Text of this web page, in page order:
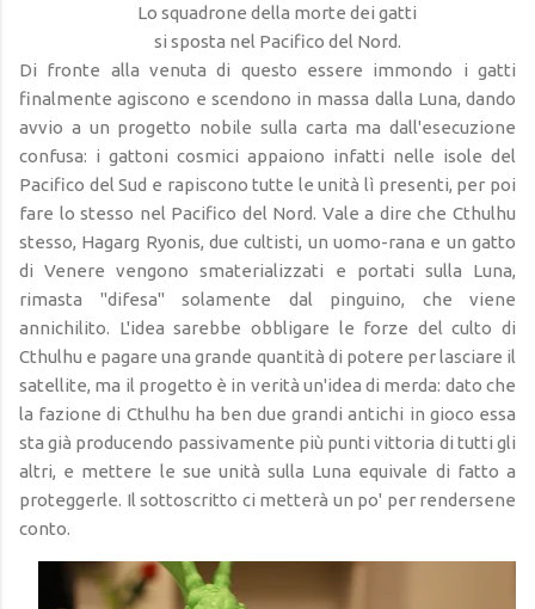
Lo squadrone della morte dei gatti
si sposta nel Pacifico del Nord.
Di fronte alla venuta di questo essere immondo i gatti
finalmente agiscono e scendono in massa dalla Luna, dando
avvio a un progetto nobile sulla carta ma dall'esecuzione
confusa: i gattoni cosmici appaiono infatti nelle isole del
Pacifico del Sud e rapiscono tutte le unità lì presenti, per poi
fare lo stesso nel Pacifico del Nord. Vale a dire che Cthulhu
stesso, Hagarg Ryonis, due cultisti, un uomo-rana e un gatto
di Venere vengono smaterializzati e portati sulla Luna,
rimasta "difesa" solamente dal pinguino, che viene
annichilito. L'idea sarebbe obbligare le forze del culto di
Cthulhu e pagare una grande quantità di potere per lasciare il
satellite, ma il progetto è in verità un'idea di merda: dato che
la fazione di Cthulhu ha ben due grandi antichi in gioco essa
sta già producendo passivamente più punti vittoria di tutti gli
altri, e mettere le sue unità sulla Luna equivale di fatto a
proteggerle. Il sottoscritto ci metterà un po' per rendersene
conto.